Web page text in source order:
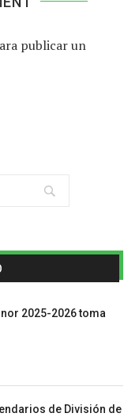
publicar un
2025-2026 toma
de División de